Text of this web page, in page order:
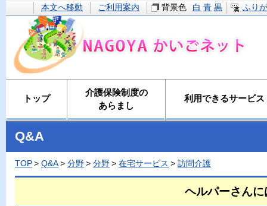
本文へ移動 ご利用案内 背景色 白 青 黒 ふり
トップ
介護保険制度の
あらまし
利用できるサービス
Q&A
TOP Q&A 分野 分野 在宅サービス 訪問介護
ヘルパーさん